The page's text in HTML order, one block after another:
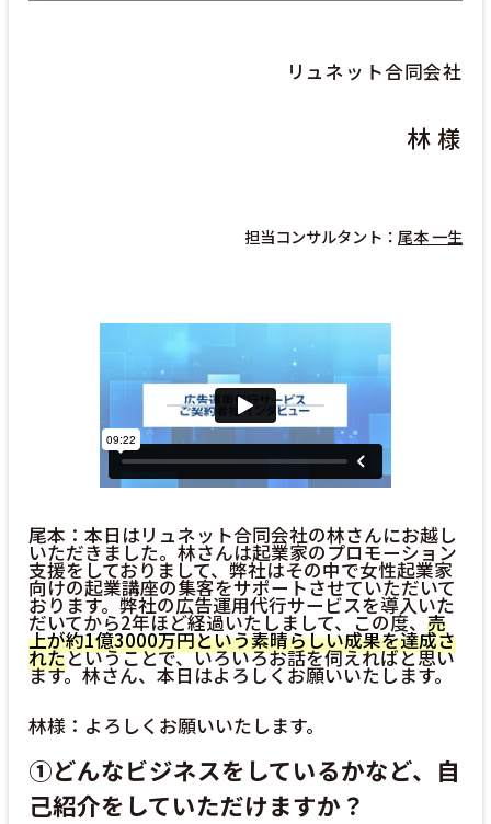
リュネット合同会社
林 様
担当コンサルタント：尾本 一生
尾本：本日はリュネット合同会社の林さんにお越し
いただきました。林さんは起業家のプロモーション
支援をしておりまして、弊社はその中で女性起業家
向けの起業講座の集客をサポートさせていただいて
おります。弊社の広告運用代行サービスを導入いた
だいてから2年ほど経過いたしまして、この度、 売
上が約1億3000万円という素晴らしい成果を達成さ
れたということで、いろいろお話を伺えればと思い
ます。林さん、本日はよろしくお願いいたします。
林様：よろしくお願いいたします。
①どんなビジネスをしているかなど、自
己紹介をしていただけますか？